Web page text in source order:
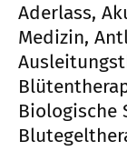
Aderlass,
Medizin,
Biologische